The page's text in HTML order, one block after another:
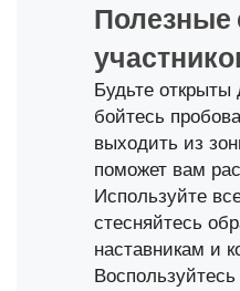
Полезные
Будьте открыты
бойтесь
выходить из
поможет вам
Используйте
стесняйтесь
наставникам и